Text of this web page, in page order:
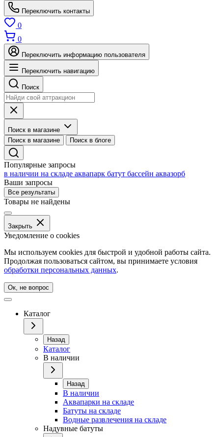
Переключить контакты
0
0
Переключить информацию пользователя
Переключить навигацию
Поиск
Поиск в магазине
Поиск в магазине
Поиск в блоге
Популярные запросы
в наличии на складе аквапарк батут бассейн аквазорб
Ваши запросы
Все результаты
Товары не найдены
Закрыть
Уведомление о cookies
Мы используем cookies для быстрой и удобной работы сайта.
Продолжая пользоваться сайтом, вы принимаете условия
обработки персональных данных.
Ок, не вопрос
Каталог
Назад
Каталог
В наличии
Назад
В наличии
Аквапарки на складе
Батуты на складе
Водные развлечения на складе
Надувные батуты